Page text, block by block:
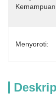
Menyoroti: